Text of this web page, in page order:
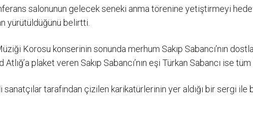
salonunun gelecek seneki anma törenine yetiştirmeyi
yürütüldüğünü belirtti.
Korosu konserinin sonunda merhum Sakıp Sabancı’nın
plaket veren Sakıp Sabancı’nın eşi Türkan Sabancı ise tüm
sanatçılar tarafından çizilen karikatürlerinin yer aldığı bir sergi